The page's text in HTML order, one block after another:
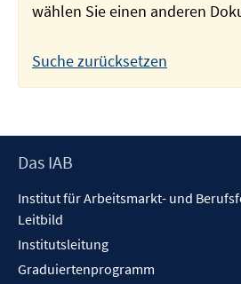
wählen Sie einen anderen
Suche zurücksetzen
Footer
Das IAB
Institut für Arbeitsmarkt- und
Leitbild
Institutsleitung
Graduiertenprogramm